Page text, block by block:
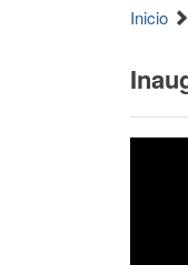
Inicio